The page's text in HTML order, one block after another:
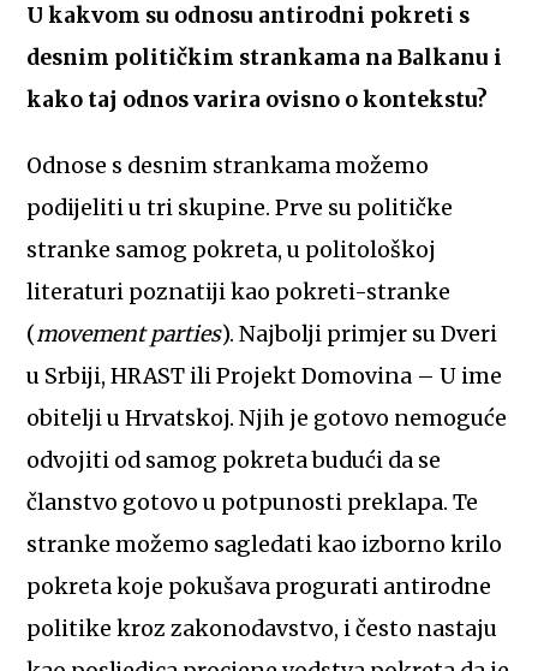
U kakvom su odnosu antirodni pokreti s
desnim političkim strankama na Balkanu i
kako taj odnos varira ovisno o kontekstu?
Odnose s desnim strankama možemo
podijeliti u tri skupine. Prve su političke
stranke samog pokreta, u politološkoj
literaturi poznatiji kao pokreti-stranke
(movement parties). Najbolji primjer su Dveri
u Srbiji, HRAST ili Projekt Domovina – U ime
obitelji u Hrvatskoj. Njih je gotovo nemoguće
odvojiti od samog pokreta budući da se
članstvo gotovo u potpunosti preklapa. Te
stranke možemo sagledati kao izborno krilo
pokreta koje pokušava progurati antirodne
politike kroz zakonodavstvo, i često nastaju